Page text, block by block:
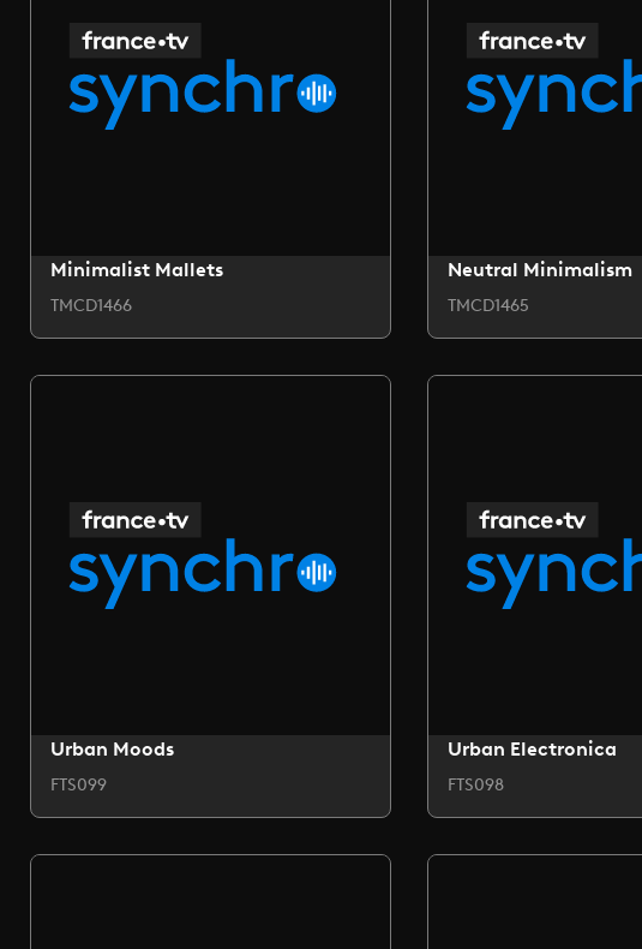
Minimalist Mallets
TMCD1466
Neutral Minimalism
TMCD1465
Urban Moods
FTS099
Urban Electronica
FTS098